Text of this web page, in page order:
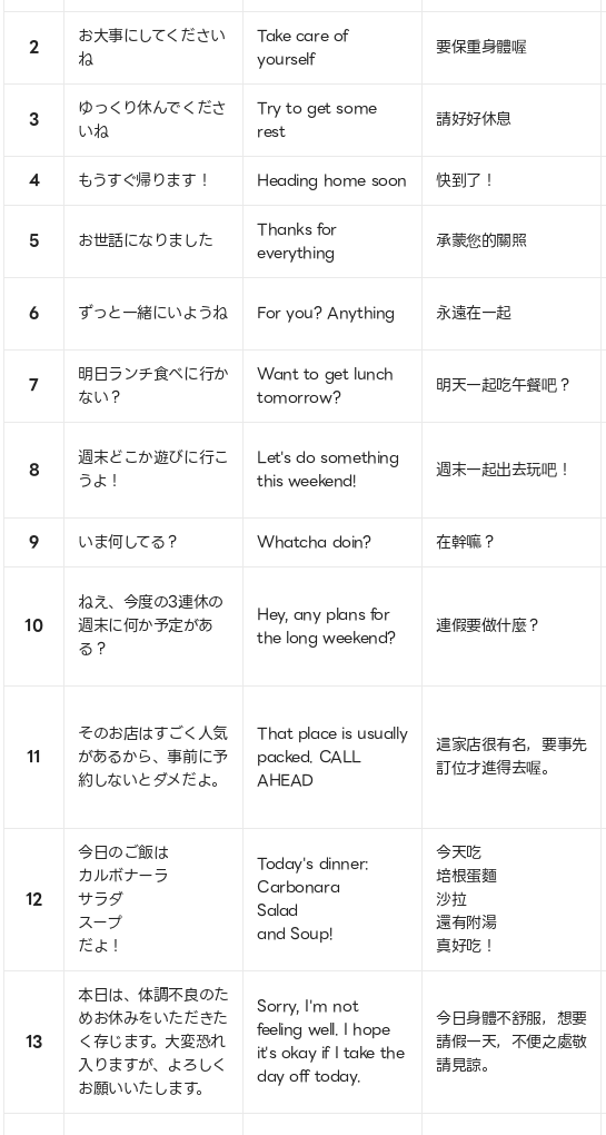
2
お大事にしてください
ね
Take care of
yourself
要保重身體喔
3
ゆっくり休んでくださ
いね
Try to get some
rest
請好好休息
4 もうすぐ帰ります！ Heading home soon 快到了！
5 お世話になりました
Thanks for
everything
承蒙您的關照
6 ずっと一緒にいようね For you? Anything 永遠在一起
7
明日ランチ食べに行か
ない？
Want to get lunch
tomorrow?
明天一起吃午餐吧？
8
週末どこか遊びに行こ
うよ！
Let's do something
this weekend!
週末一起出去玩吧！
9
いま何してる？ Whatcha doin? 在幹嘛？
10
ねえ、今度の3連休の
週末に何か予定があ
る？
Hey, any plans for
the long weekend?
連假要做什麼？
11
そのお店はすごく人気
があるから、事前に予
約しないとダメだよ。
That place is usually
packed. CALL
AHEAD
這家店很有名，要事先
訂位才進得去喔。
12
今日のご飯は
カルボナーラ
サラダ
スープ
だよ！
Today's dinner:
Carbonara
Salad
and Soup!
今天吃
培根蛋麵
沙拉
還有附湯
真好吃！
13
本日は、体調不良のた
めお休みをいただきた
く存じます。大変恐れ
入りますが、よろしく
お願いいたします。
Sorry, I'm not
feeling well. I hope
it's okay if I take the
day off today.
今日身體不舒服，想要
請假一天，不便之處敬
請見諒。